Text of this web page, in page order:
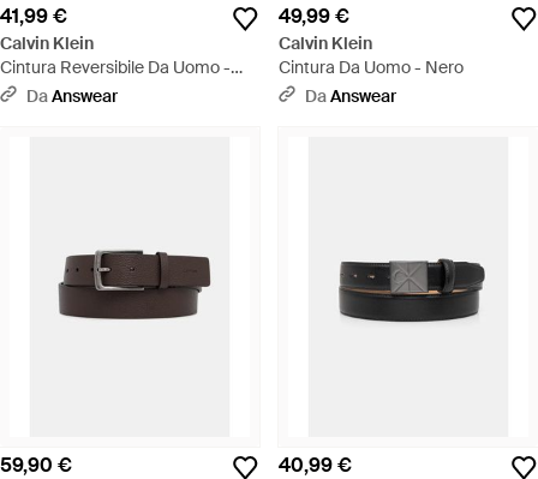
41,99 €
Calvin Klein
Cintura Reversibile Da Uomo -
NeroDaAnswear
49,99 €
Calvin Klein
Cintura Da Uomo - Nero
DaAnswear
59,90 € 40,99 €